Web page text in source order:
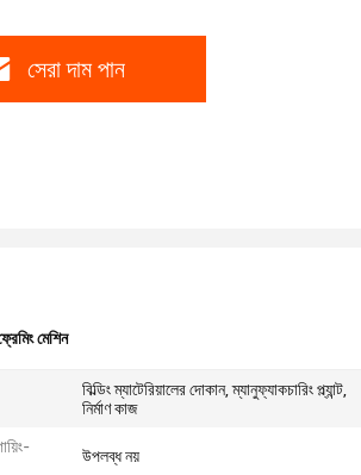
সেরা দাম পান
মেশিন
বিল্ডিং ম্যাটেরিয়ালের দোকান, ম্যানুফ্যাকচারিং প্ল্যান্ট,
নির্মাণ কাজ
উপলব্ধ নয়